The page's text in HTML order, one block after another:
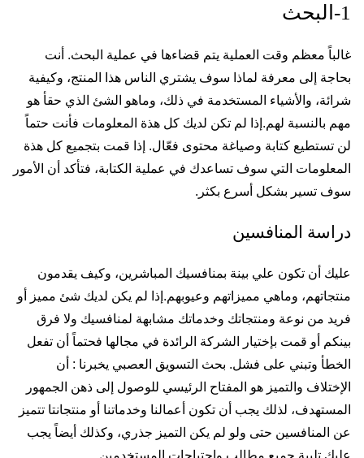
1-البحث
غالباً معظم وقت العملية يتم قضاءها في عملية البحث. أنت
بحاجة إلى معرفة لماذا سوف يشتري الناس هذا المنتج، وكيفية
شرائة، والأشياء المستخدمة في ذلك، وماهو الشئ الذي حقأ هو
مهم بالنسبة لهم.إذا لم تكن لديك كل هذة المعلومات فأنت حتماً
لن تستطيع كتابة وصياغة محتوى فعّال. إذا قمت بتجميع كل هذة
المعلومات التي سوف تساعدك في عملية الكتابة، فتأكد أن الأمور
سوف تسير بشكل أسرع بكثر.
دراسة المنافسين
عليك أن تكون علي بينة بمنافسيك المباشرين، وكيف يقدمون
منتجاتهم، وماهي مميزاتهم وعيوبهم.إذا لم يكن لديك شئ مميز أو
فريد من نوعة ومنتجاتك وخدماتك مشابهة لمنافسيك ولا فرق
بينكم أو قمت بإختيار الشركة الرائدة في مجالها فحتماً أن تفعل
الخطأ وتبني على فشل. بحث التسويق العصبي يخبرنا : أن
الإختلاف والتميز هو المفتاح الرئيسي للوصول إلى ذهن الجمهور
المستهدف، لذلك يجب أن تكون أعمالنا وخدماتنا أو منتجانتا تتميز
عن المنافسين حتى ولو لم يكن التميز جذري، وكذلك أيضاً يجب
عليك تلبية جميع مطالب وإحتياجات المستخدمين.